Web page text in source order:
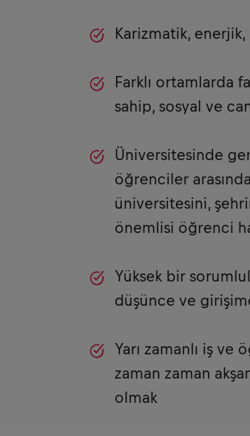
Karizmatik,
Farklı ortamlarda
sahip, sosyal ve
Üniversitesinde
öğrenciler
üniversitesini,
önemlisi öğrenci
Yüksek bir
düşünce ve
Yarı zamanlı iş
zaman zaman
olmak